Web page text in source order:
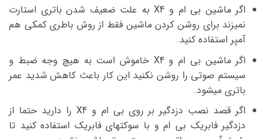
اگر ماشین بی ام و X4 به علت ضعیف شدن باتری استارت
نمیزند برای روشن کردن ماشین فقط از روش باطری کمکی هم
آمپر استفاده کنید.
اگر ماشین بی ام و X4 خاموش است به هیچ وجه ضبط و
سیستم صوتی را روشن نکنید این کار باعث کاهش شدید عمر
باتری میشود.
اگر قصد نصب دزدگیر بر روی بی ام و X4 را دارید حتما از
دزدگیر فابریک بی ام و با سوکتهای فابریک استفاده کنید تا